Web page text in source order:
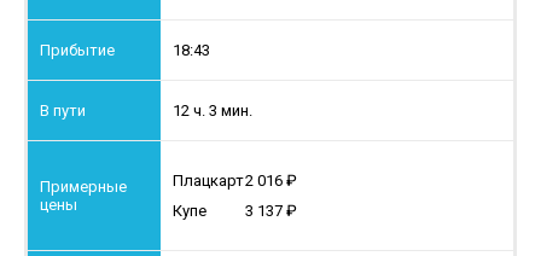
18:43
12 ч. 3 мин.
Плацкарт2 016
Купе
3 137